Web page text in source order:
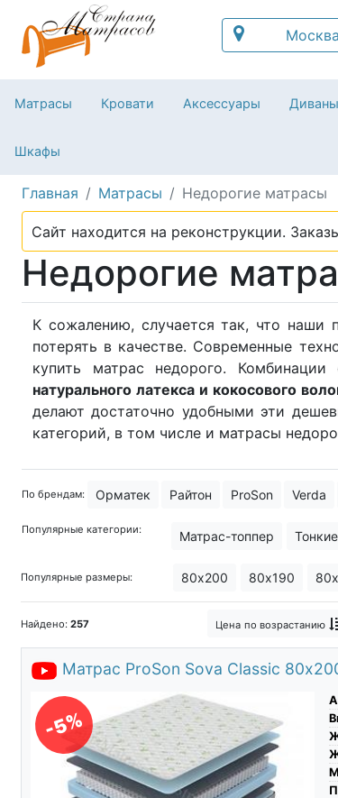
Москва
Матрасы Кровати Аксессуары Диваны
Шкафы
Главная Матрасы Недорогие матрасы
Сайт находится на реконструкции.
Недорогие
К сожалению, случается так, что наши
потерять в качестве. Современные
купить матрас недорого.
натурального латекса и кокосового
делают достаточно удобными эти
категорий, в том числе и матрасы
По брендам: Орматек Райтон ProSon Verda
Популярные категории: Матрас-топпер
Зональный матрас
Матрас Слип
Популярные размеры: 80х200 80х190
Найдено: 257 Цена по возрастанию
Матрас ProSon Sova Classic
-5%